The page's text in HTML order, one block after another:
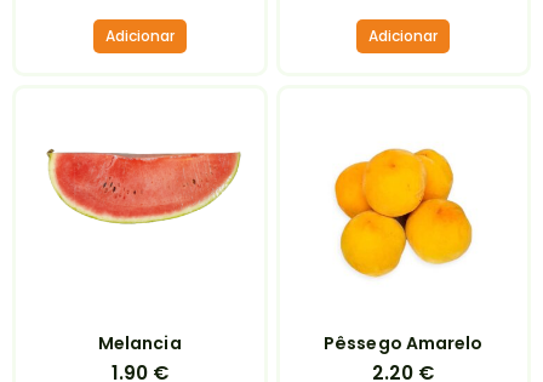
Adicionar Adicionar
Melancia
1.90 €
Pêssego Amarelo
2.20 €